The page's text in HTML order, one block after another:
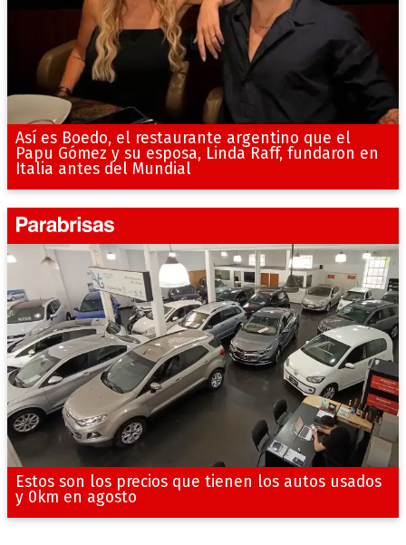
Así es Boedo, el restaurante argentino que el
Papu Gómez y su esposa, Linda Raff, fundaron en
Italia antes del Mundial
Estos son los precios que tienen los autos usados
y 0km en agosto